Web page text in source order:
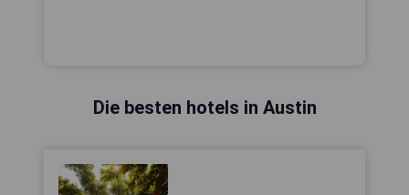
Die besten hotels in Austin